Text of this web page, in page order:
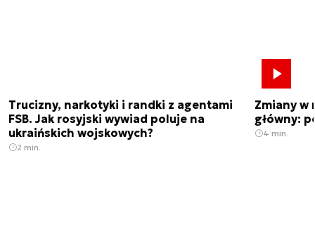
Trucizny, narkotyki i randki z agentami
FSB. Jak rosyjski wywiad poluje na
ukraińskich wojskowych?
2 min.
Zmiany w
główny:
4 min.